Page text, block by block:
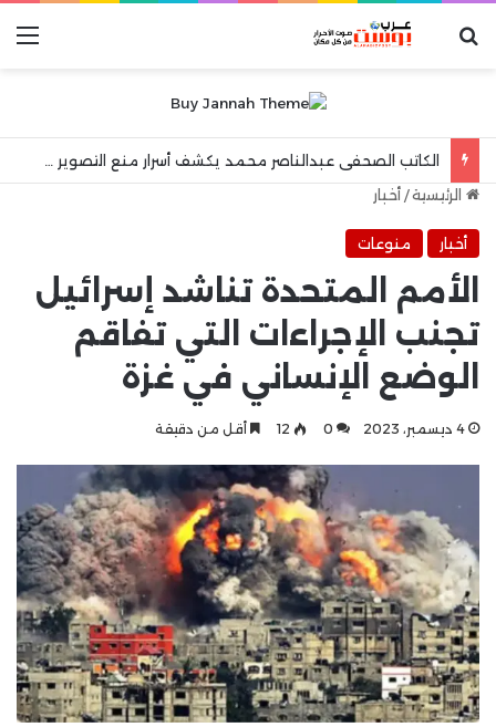
بحث عن
الرئيسية/ أخبار
أخبار منوعات
الأمم المتحدة تناشد إسرائيل
تجنب الإجراءات التي تفاقم
الوضع الإنساني في غزة
4 ديسمبر، 2023 0
12 أقل من دقيقة